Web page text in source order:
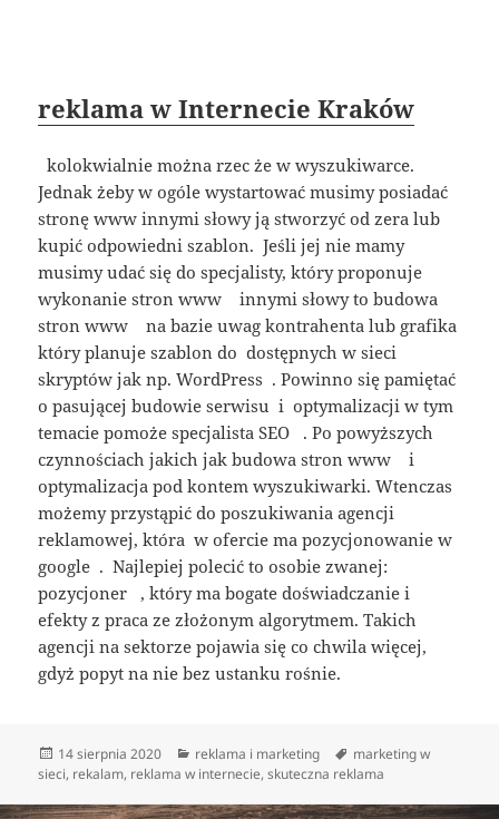
reklama w Internecie Kraków
kolokwialnie można rzec że w wyszukiwarce.
Jednak żeby w ogóle wystartować musimy posiadać
stronę www innymi słowy ją stworzyć od zera lub
kupić odpowiedni szablon. Jeśli jej nie mamy
musimy udać się do specjalisty, który proponuje
wykonanie stron www innymi słowy to budowa
stron www na bazie uwag kontrahenta lub grafika
który planuje szablon do dostępnych w sieci
skryptów jak np. WordPress . Powinno się pamiętać
o pasującej budowie serwisu i optymalizacji w tym
temacie pomoże specjalista SEO . Po powyższych
czynnościach jakich jak budowa stron www i
optymalizacja pod kontem wyszukiwarki. Wtenczas
możemy przystąpić do poszukiwania agencji
reklamowej, która w ofercie ma pozycjonowanie w
google . Najlepiej polecić to osobie zwanej:
pozycjoner , który ma bogate doświadczanie i
efekty z praca ze złożonym algorytmem. Takich
agencji na sektorze pojawia się co chwila więcej,
gdyż popyt na nie bez ustanku rośnie.
Data
publikacji
14 sierpnia 2020 Kategorie
reklama i marketing Tagi
marketing w
sieci, rekalam, reklama w internecie,skuteczna reklama